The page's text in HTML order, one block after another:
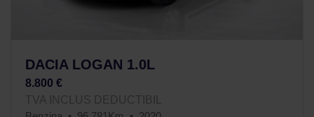
DACIA LOGAN 1.0L
8.800 €
TVA INCLUS DEDUCTIBIL